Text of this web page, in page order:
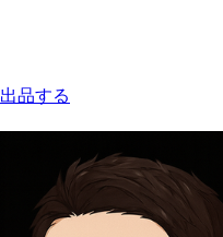
出品する